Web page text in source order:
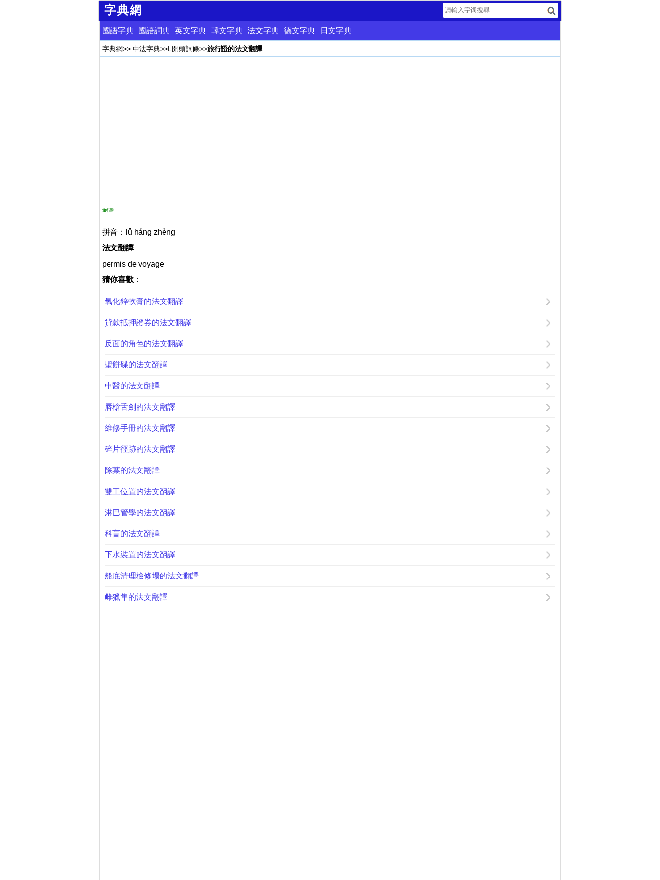
字典網
國語字典 國語詞典 英文字典 韓文字典 法文字典 德文字典 日文字典
字典網>> 中法字典>>L開頭詞條>>旅行證的法文翻譯
旅行證
拼音：lǚ háng zhèng
法文翻譯
permis de voyage
猜你喜歡：
氧化鋅軟膏的法文翻譯
貸款抵押證券的法文翻譯
反面的角色的法文翻譯
聖餅碟的法文翻譯
中醫的法文翻譯
唇槍舌劍的法文翻譯
維修手冊的法文翻譯
碎片徑跡的法文翻譯
除葉的法文翻譯
雙工位置的法文翻譯
淋巴管學的法文翻譯
科盲的法文翻譯
下水裝置的法文翻譯
船底清理檢修場的法文翻譯
雌獵隼的法文翻譯